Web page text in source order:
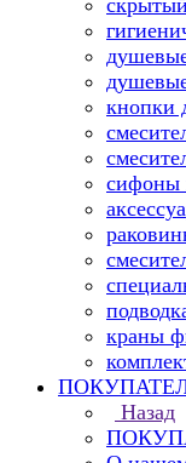
кнопки
сифоны
краны
Назад